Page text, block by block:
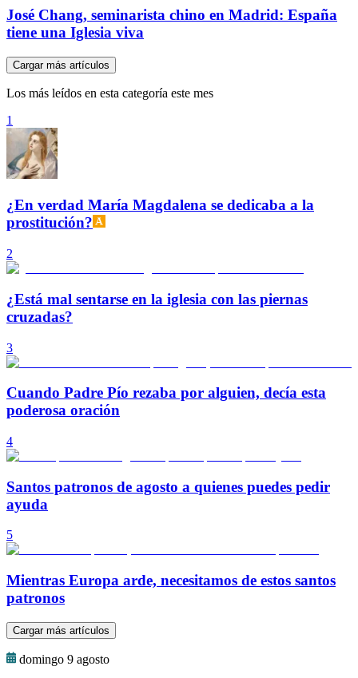
José Chang, seminarista chino en Madrid: España
tiene una Iglesia viva
Cargar más artículos
Los más leídos en esta categoría este mes
1
¿En verdad María Magdalena se dedicaba a la
prostitución?
2
¿Está mal sentarse en la iglesia con las piernas
cruzadas?
3
Cuando Padre Pío rezaba por alguien, decía esta
poderosa oración
4
Santos patronos de agosto a quienes puedes pedir
ayuda
5
Mientras Europa arde, necesitamos de estos santos
patronos
Cargar más artículos
domingo 9 agosto